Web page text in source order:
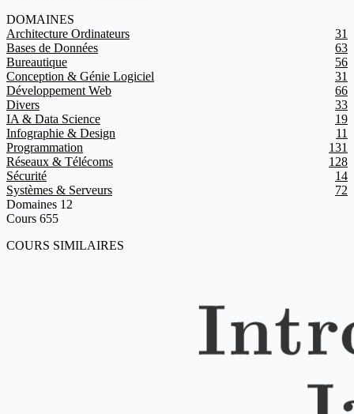
DOMAINES
Architecture Ordinateurs
31
Bases de Données
63
Bureautique
56
Conception & Génie Logiciel
31
Développement Web
66
Divers
33
IA & Data Science
19
Infographie & Design
11
Programmation
131
Réseaux & Télécoms
128
Sécurité
14
Systèmes & Serveurs
72
Domaines 12
Cours 655
COURS SIMILAIRES